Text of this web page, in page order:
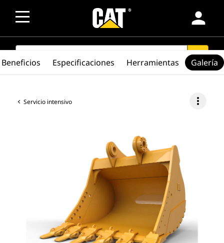
person
SEARCH search
Servicio intensivo more_vert
Beneficios Especificaciones Herramientas Galería